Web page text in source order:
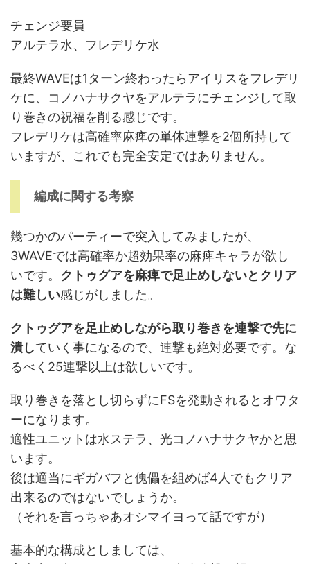
チェンジ要員
アルテラ水、フレデリケ水
最終WAVEは1ターン終わったらアイリスをフレデリ
ケに、コノハナサクヤをアルテラにチェンジして取
り巻きの祝福を削る感じです。
フレデリケは高確率麻痺の単体連撃を2個所持して
いますが、これでも完全安定ではありません。
編成に関する考察
幾つかのパーティーで突入してみましたが、
3WAVEでは高確率か超効果率の麻痺キャラが欲し
いです。 クトゥグアを麻痺で足止めしないとクリア
は難しい感じがしました。
クトゥグアを足止めしながら取り巻きを連撃で先に
潰していく事になるので、連撃も絶対必要です。な
るべく25連撃以上は欲しいです。
取り巻きを落とし切らずにFSを発動されるとオワタ
ーになります。
適性ユニットは水ステラ、光コノハナサクヤかと思
います。
後は適当にギガバフと傀儡を組めば4人でもクリア
出来るのではないでしょうか。
（それを言っちゃあオシマイヨって話ですが）
基本的な構成としましては、